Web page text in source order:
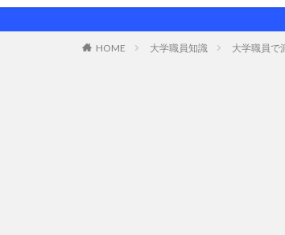
HOME 大学職員知識 大学職員で